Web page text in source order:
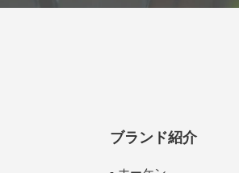
ブランド紹介